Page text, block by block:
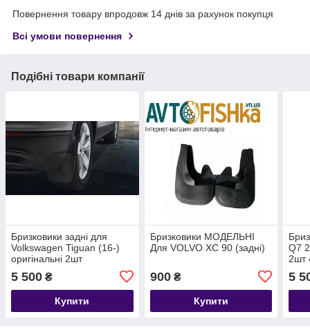
Повернення товару впродовж 14 днів за рахунок покупця
Всі умови повернення
Подібні товари компанії
Бризковики задні для
Volkswagen Tiguan (16-)
оригінальні 2шт
5 500 ₴
Купити
Бризковики МОДЕЛЬНІ
Для VOLVO XC 90 (задні)
900₴
Купити
Q7
2шт
5